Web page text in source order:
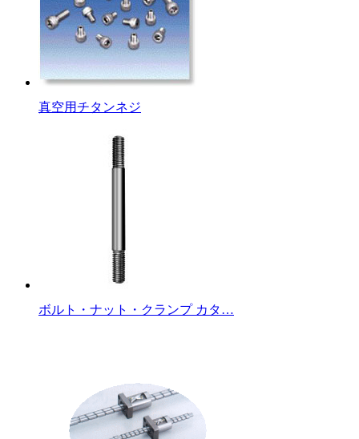
真空用チタンネジ
ボルト・ナット・クランプ カタ…